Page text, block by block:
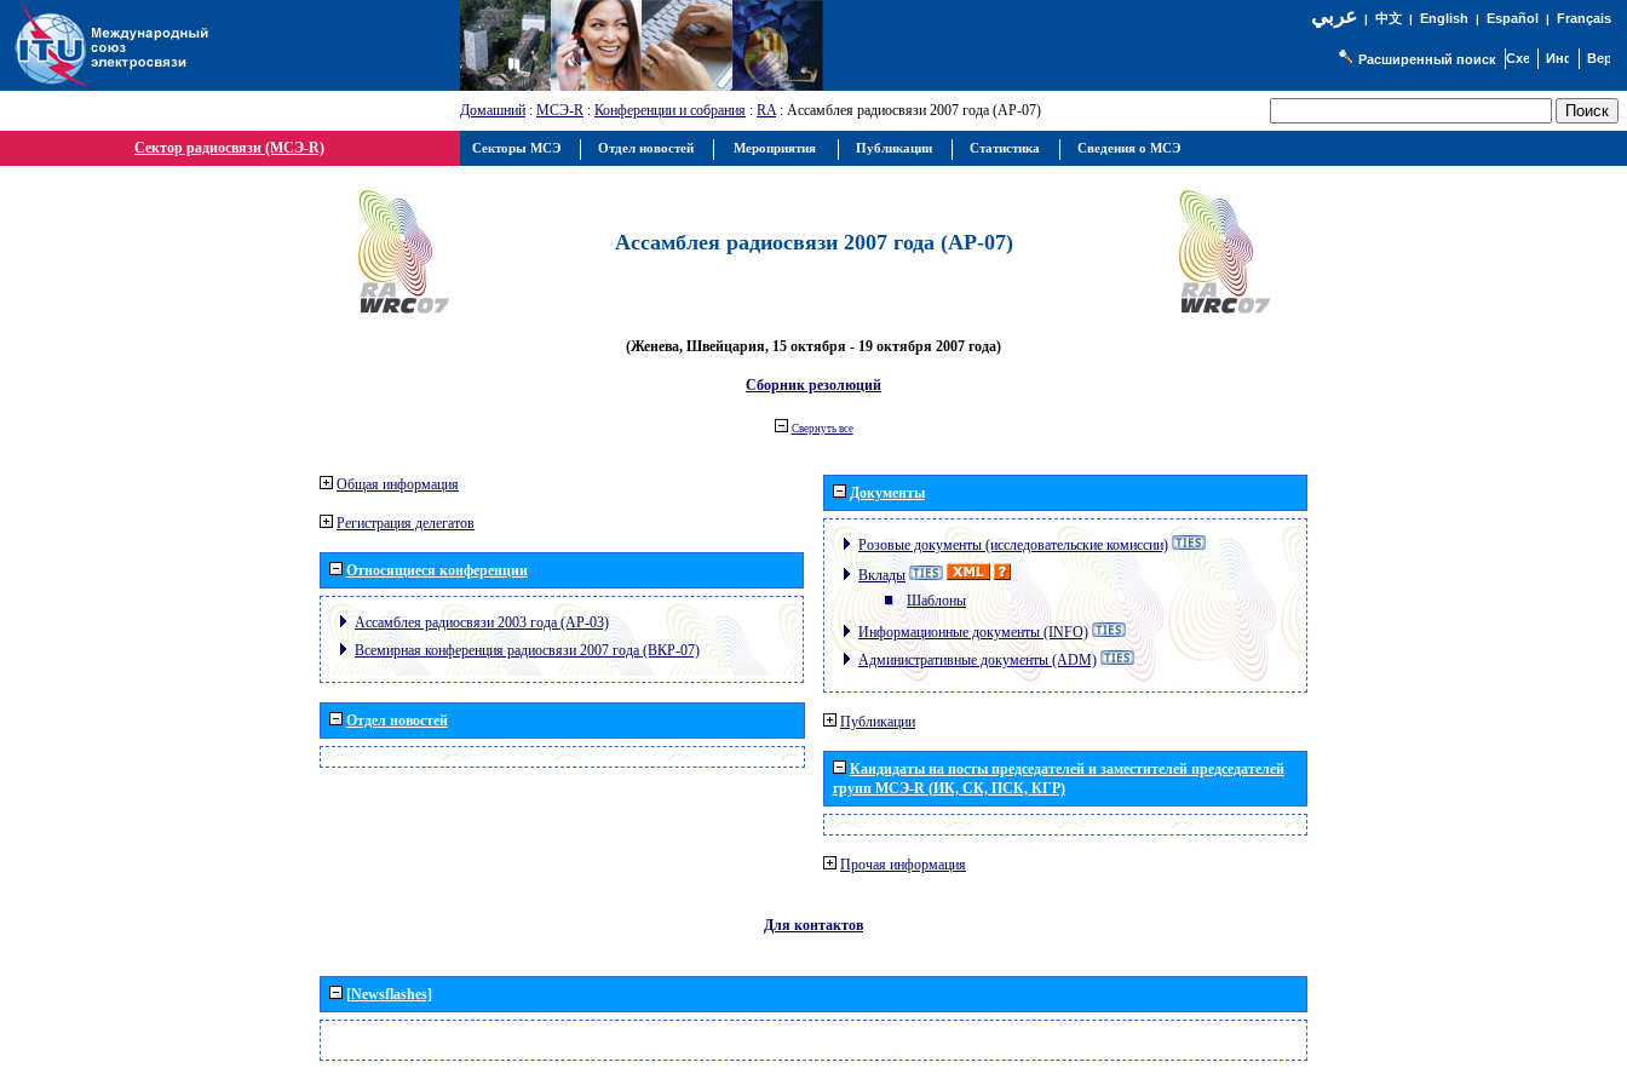
عربي| 中文| English | Español | Français
Расширенный поиск
Домашний : МСЭ-R : Конференции и собрания : RA: Ассамблея радиосвязи 2007 года (АР-07)
Сектор радиосвязи (МСЭ-R)
Ассамблея радиосвязи 2007 года (АР-07)
(Женева, Швейцария, 15 октября - 19 октября 2007 года)
Сборник резолюций
Свернуть все
Общая информация
Регистрация делегатов
Относящиеся конференции
Ассамблея радиосвязи 2003 года (АР-03)
Всемирная конференция радиосвязи 2007 года (ВКР-07)
Отдел новостей
Документы
Розовые документы (исследовательские комиссии)
Вклады
Шаблоны
Информационные документы (INFO)
Административные документы (ADM)
Публикации
Кандидаты на посты председателей и заместителей председателей
групп МСЭ-R (ИК, СК, ПСК, КГР)
Прочая информация
Для контактов
[Newsflashes]
Секторы МСЭ Отдел новостей Мероприятия Публикации Статистика Сведения о МСЭ